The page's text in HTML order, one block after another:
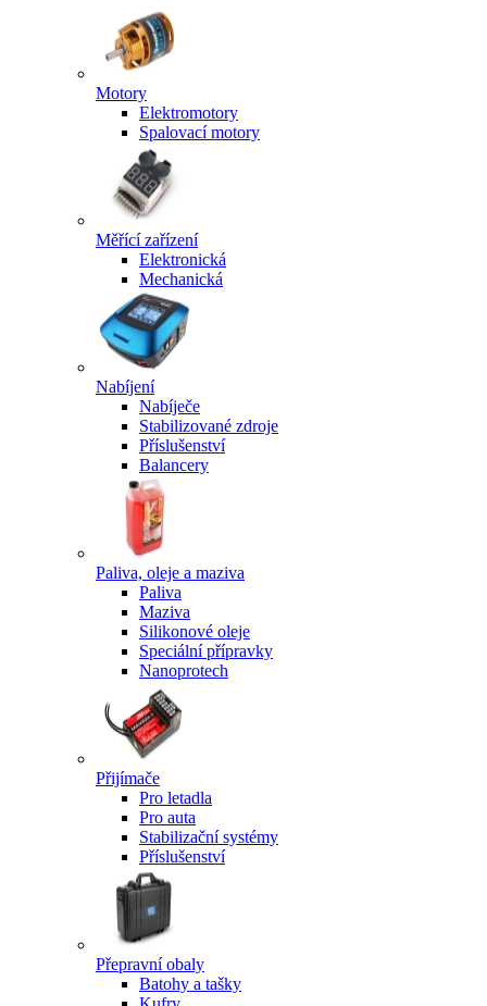
Motory
Elektromotory
Spalovací motory
Měřící zařízení
Elektronická
Mechanická
Nabíjení
Nabíječe
Stabilizované zdroje
Příslušenství
Balancery
Paliva, oleje a maziva
Paliva
Maziva
Silikonové oleje
Speciální přípravky
Nanoprotech
Přijímače
Pro letadla
Pro auta
Stabilizační systémy
Příslušenství
Přepravní obaly
Batohy a tašky